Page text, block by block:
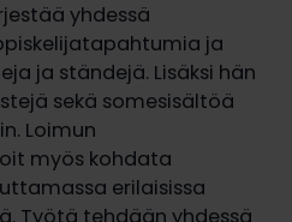
yhdessä
ja
ja ständejä. Lisäksi hän
sekä somesisältöä
Loimun
myös kohdata
erilaisissa